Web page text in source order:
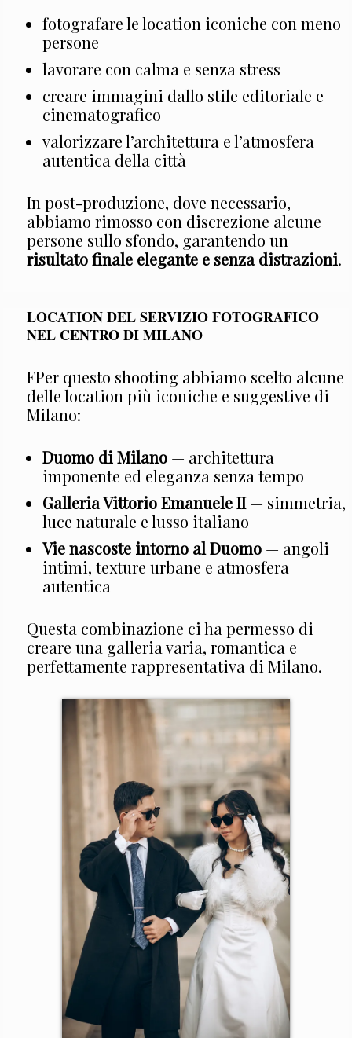
fotografare le location iconiche con meno
persone
lavorare con calma e senza stress
creare immagini dallo stile editoriale e
cinematografico
valorizzare l’architettura e l’atmosfera
autentica della città
In post-produzione, dove necessario,
abbiamo rimosso con discrezione alcune
persone sullo sfondo, garantendo un
risultato finale elegante e senza distrazioni.
LOCATION DEL SERVIZIO FOTOGRAFICO
NEL CENTRO DI MILANO
FPer questo shooting abbiamo scelto alcune
delle location più iconiche e suggestive di
Milano:
Duomo di Milano — architettura
imponente ed eleganza senza tempo
Galleria Vittorio Emanuele II— simmetria,
luce naturale e lusso italiano
Vie nascoste intorno al Duomo — angoli
intimi, texture urbane e atmosfera
autentica
Questa combinazione ci ha permesso di
creare una galleria varia, romantica e
perfettamente rappresentativa di Milano.